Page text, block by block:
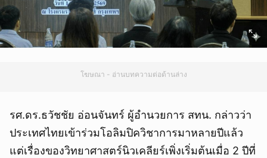
โฆษณา - อ่านบทความต่อด้านล่าง
รศ.ดร.ธวัชชัย อ่อนจันทร์ ผู้อำนวยการ สทน. กล่าวว่า
ประเทศไทยเข้าร่วมโอลิมปิควิชาการมาหลายปีแล้ว
แต่เรื่องของวิทยาศาสตร์นิวเคลียร์เพิ่งเริ่มต้นเมื่อ 2 ปีที่